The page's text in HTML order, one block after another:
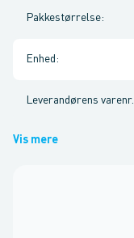
Pakkestørrelse:
Enhed :
Leverandørens varenr.
Vis mere